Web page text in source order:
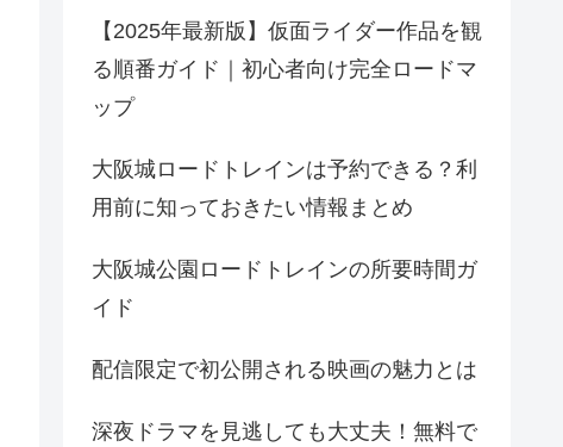
【2025年最新版】仮面ライダー作品を観
る順番ガイド｜初心者向け完全ロードマ
ップ
大阪城ロードトレインは予約できる？利
用前に知っておきたい情報まとめ
大阪城公園ロードトレインの所要時間ガ
イド
配信限定で初公開される映画の魅力とは
深夜ドラマを見逃しても大丈夫！無料で